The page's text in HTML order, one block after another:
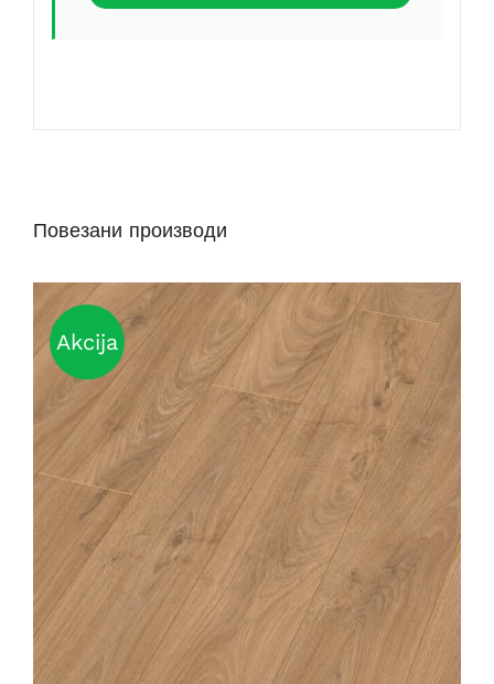
Повезани производи
Akcija
DETAILS